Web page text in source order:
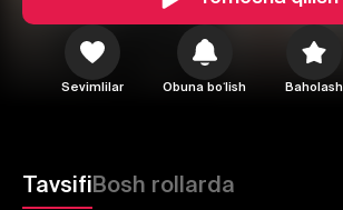
Sevimlilar Obuna boʻlish Baholash
TavsifiBosh rollarda
1 2